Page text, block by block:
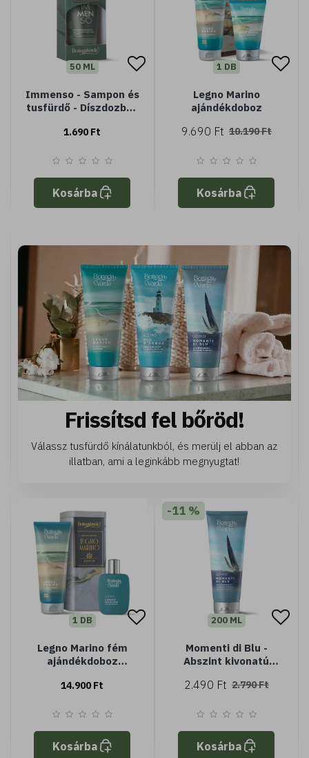
50 ML
Immenso - Sampon és
tusfürdő - Díszdozban
1.690 Ft
Kosárba
1 DB
Legno Marino
ajándékdoboz
9.690 Ft 10.190 Ft
Kosárba
Frissítsd fel bőröd!
Válassz tusfürdő kínálatunkból, és merülj el abban az
illatban, ami a leginkább megnyugtat!
1 DB
Legno Marino fém
ajándékdoboz
14.900 Ft
Kosárba
-11 %
200 ML
Momenti di Blu -
Abszint kivonatú
2.490 Ft 2.790 Ft
Kosárba